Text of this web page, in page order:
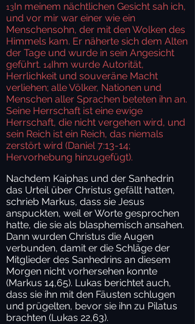
13In meinem nächtlichen Gesicht sah ich,
und vor mir war einer wie ein
Menschensohn, der mit den Wolken des
Himmels kam. Er näherte sich dem Alten
der Tage und wurde in sein Angesicht
geführt. 14Ihm wurde Autorität,
Herrlichkeit und souveräne Macht
verliehen; alle Völker, Nationen und
Menschen aller Sprachen beteten ihn an.
Seine Herrschaft ist eine ewige
Herrschaft, die nicht vergehen wird, und
sein Reich ist ein Reich, das niemals
zerstört wird (Daniel 7:13-14;
Hervorhebung hinzugefügt).
Nachdem Kaiphas und der Sanhedrin
das Urteil über Christus gefällt hatten,
schrieb Markus, dass sie Jesus
anspuckten, weil er Worte gesprochen
hatte, die sie als blasphemisch ansahen.
Dann wurden Christus die Augen
verbunden, damit er die Schläge der
Mitglieder des Sanhedrins an diesem
Morgen nicht vorhersehen konnte
(Markus 14,65). Lukas berichtet auch,
dass sie ihn mit den Fäusten schlugen
und prügelten, bevor sie ihn zu Pilatus
brachten (Lukas 22,63).